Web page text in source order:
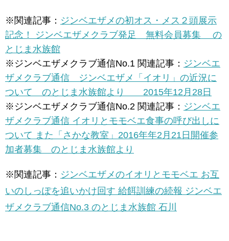
※関連記事： ジンベエザメの初オス・メス２頭展示
記念！ ジンベエザメクラブ発足 無料会員募集 の
とじま水族館
※ジンベエザメクラブ通信No.1 関連記事： ジンベエ
ザメクラブ通信 ジンベエザメ「イオリ」の近況に
ついて のとじま水族館より 2015年12月28日
※ジンベエザメクラブ通信No.2 関連記事： ジンベエ
ザメクラブ通信 イオリとモモベエ食事の呼び出しに
ついて また「さかな教室」2016年年2月21日開催参
加者募集 のとじま水族館より
※関連記事： ジンベエザメのイオリとモモベエ お互
いのしっぽを追いかけ回す 給餌訓練の続報 ジンベエ
ザメクラブ通信No.3 のとじま水族館 石川